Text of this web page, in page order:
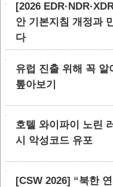
[2026
안 기본지침 개정과
다
유럽 진출 위해 꼭 알
톺아보기
호텔 와이파이 노린
시 악성코드 유포
[CSW 2026] “북한